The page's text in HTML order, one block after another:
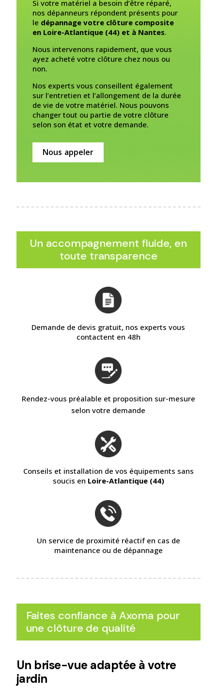
Si votre matériel a besoin d’être réparé,
nos dépanneurs répondent présents pour
le dépannage votre clôture composite
en Loire-Atlantique (44) et à Nantes.
Nous intervenons rapidement, que vous
ayez acheté votre clôture chez nous ou
non.
Nos experts vous conseillent également
sur l’entretien et l’allongement de la durée
de vie de votre matériel. Nous pouvons
changer tout ou partie de votre clôture
selon son état et votre demande.
Nous appeler
Un accompagnement fluide, en
toute transparence
Demande de devis gratuit, nos experts vous
contactent en 48h
Rendez-vous préalable et proposition sur-mesure
selon votre demande
Conseils et installation de vos équipements sans
soucis en Loire-Atlantique (44)
Un service de proximité réactif en cas de
maintenance ou de dépannage
Faites confiance à Axoma pour
une clôture de qualité
Un brise-vue adaptée à votre
jardin